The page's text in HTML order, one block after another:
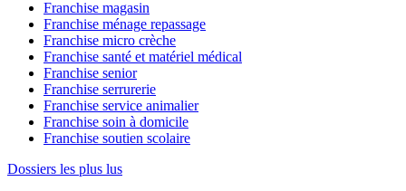
Franchise magasin
Franchise ménage repassage
Franchise micro crèche
Franchise santé et matériel médical
Franchise senior
Franchise serrurerie
Franchise service animalier
Franchise soin à domicile
Franchise soutien scolaire
Dossiers les plus lus